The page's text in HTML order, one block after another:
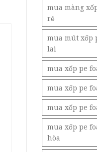
mua màng
rẻ
mua mút xốp
lai
mua xốp pe
mua xốp pe
mua xốp pe
mua xốp pe
hòa